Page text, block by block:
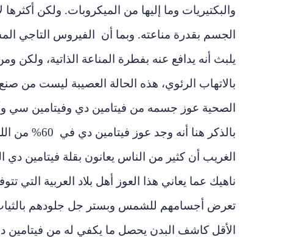
والبكتيريات وما إليها من الميكروبات. ولكن
الجسم بقدرة مناعته. وبما أن الفيروس التاجي
يلبث أنه يدافع عنه بفطرة المناعة الذاتية،
بالاتهاب الرئوي، هذه الحالة العصيبة ليست من
بالذكر هنا
الغريب أن كثير من الناس يعانون بقلة فيتامين
ناهيك عما يعاني هذا العوز أهل بلاد العربية
تعرض أجسامهم للشمس وبستر جل جلودهم
الأقل كاشف البدن يحصل ما يكفي له من